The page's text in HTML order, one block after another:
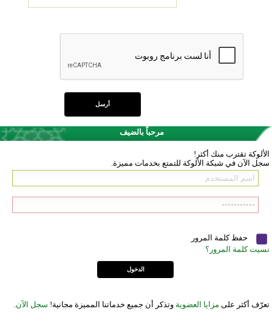
مرحباً بالضيف
الألوكة تقترب منك أكثر!
سجل الآن في شبكة الألوكة للتمتع بخدمات مميزة.
حفظ كلمة المرور
نسيت كلمة المرور؟
تعرّف أكثر على مزايا العضوية وتذكر أن جميع خدماتنا المميزة مجانية! سجل الآن